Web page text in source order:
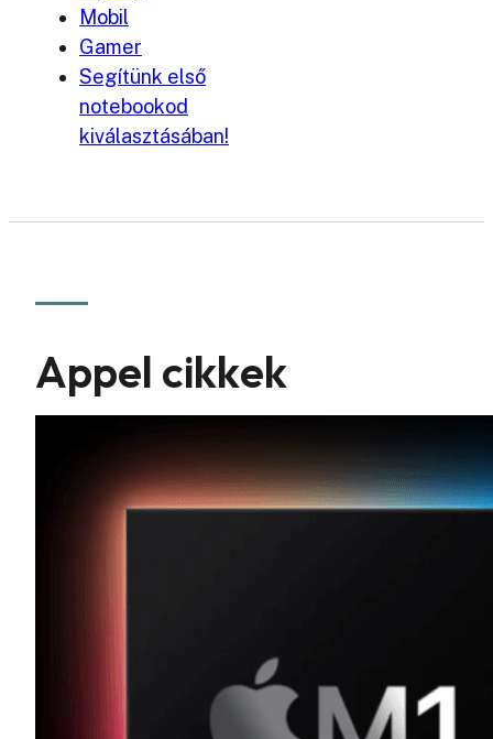
Mobil
Gamer
Segítünk első
notebookod
kiválasztásában!
Appel cikkek